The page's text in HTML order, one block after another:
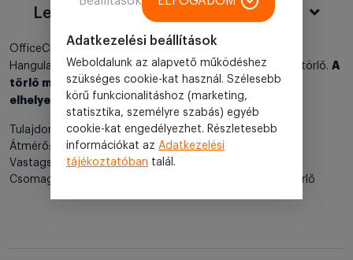
Leírás
OfficeCity Smiley 4db-os mágnestábla törlő szett.
Hangulatjeles mintával, ötletes és dizájnos és humoros törlő. A
törlő mágneses, így a mágnestáblán bárhol
elhelyezhetjük tetszés szerint.
Tulajdonságok:
Átmérő: 5cm
Vastagsága: 2cm
Csomag tartalma: 4db különböző hangulatjel mintás törlő
Adatkezelési beállítások
Weboldalunk az alapvető működéshez
szükséges cookie-kat használ. Szélesebb
körű funkcionalitáshoz (marketing,
statisztika, személyre szabás) egyéb
cookie-kat engedélyezhet. Részletesebb
információkat az Adatkezelési
tájékoztatóban talál.